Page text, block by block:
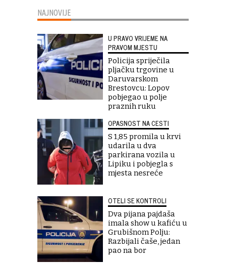
NAJNOVIJE
U PRAVO VRIJEME NA
PRAVOM MJESTU
Policija spriječila
pljačku trgovine u
Daruvarskom
Brestovcu: Lopov
pobjegao u polje
praznih ruku
OPASNOST NA CESTI
S 1,85 promila u krvi
udarila u dva
parkirana vozila u
Lipiku i pobjegla s
mjesta nesreće
OTELI SE KONTROLI
Dva pijana pajdaša
imala show u kafiću u
Grubišnom Polju:
Razbijali čaše, jedan
pao na bor